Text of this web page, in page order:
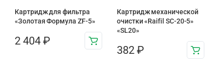
Картридж для фильтра
«Золотая Формула ZF-5»
2 404 ₽
Картридж механической
очистки «Raifil SC-20-5»
«SL20»
382 ₽